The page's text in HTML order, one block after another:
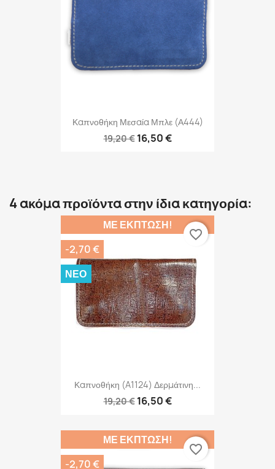
Καπνοθήκη Μεσαία Μπλε (Α444)
19,20 € 16,50 €
4 ακόμα προϊόντα στην ίδια κατηγορία:
Καπνοθήκη (A1124) Δερμάτινη...
19,20 € 16,50 €
ΜΕ ΈΚΠΤΩΣΗ!
-2,70 €
ΝΈΟ
favorite_border
ΜΕ ΈΚΠΤΩΣΗ!
-2,70 €
favorite_border